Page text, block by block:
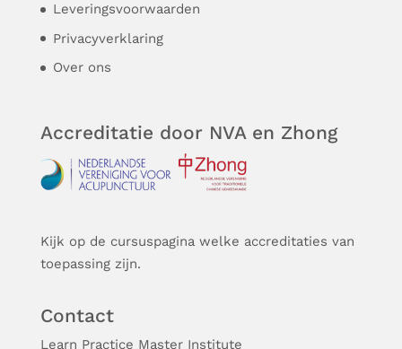
Leveringsvoorwaarden
Privacyverklaring
Over ons
Accreditatie door NVA en Zhong
Kijk op de cursuspagina welke accreditaties van
toepassing zijn.
Contact
Learn Practice Master Institute